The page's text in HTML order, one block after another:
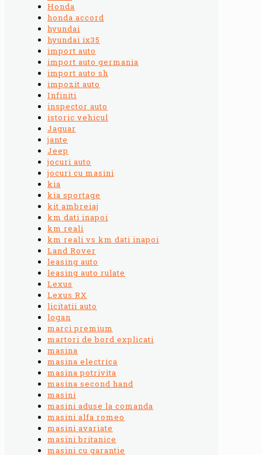
Honda
honda accord
hyundai
hyundai ix35
import auto
import auto germania
import auto sh
impozit auto
Infiniti
inspector auto
istoric vehicul
Jaguar
jante
Jeep
jocuri auto
jocuri cu masini
kia
kia sportage
kit ambreiaj
km dati inapoi
km reali
km reali vs km dati inapoi
Land Rover
leasing auto
leasing auto rulate
Lexus
Lexus RX
licitatii auto
logan
marci premium
martori de bord explicati
masina
masina electrica
masina potrivita
masina second hand
masini
masini aduse la comanda
masini alfa romeo
masini avariate
masini britanice
masini cu garantie